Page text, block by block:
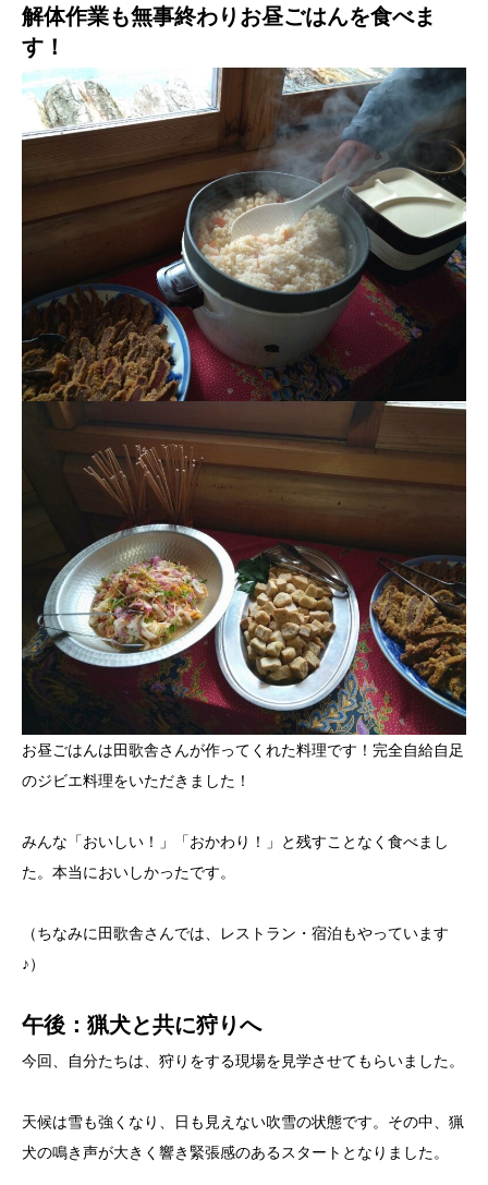
解体作業も無事終わりお昼ごはんを食べま
す！
お昼ごはんは田歌舎さんが作ってくれた料理です！完全自給自足
のジビエ料理をいただきました！
みんな「おいしい！」「おかわり！」と残すことなく食べまし
た。本当においしかったです。
（ちなみに田歌舎さんでは、レストラン・宿泊もやっています
♪）
午後：猟犬と共に狩りへ
今回、自分たちは、狩りをする現場を見学させてもらいました。
天候は雪も強くなり、日も見えない吹雪の状態です。その中、猟
犬の鳴き声が大きく響き緊張感のあるスタートとなりました。